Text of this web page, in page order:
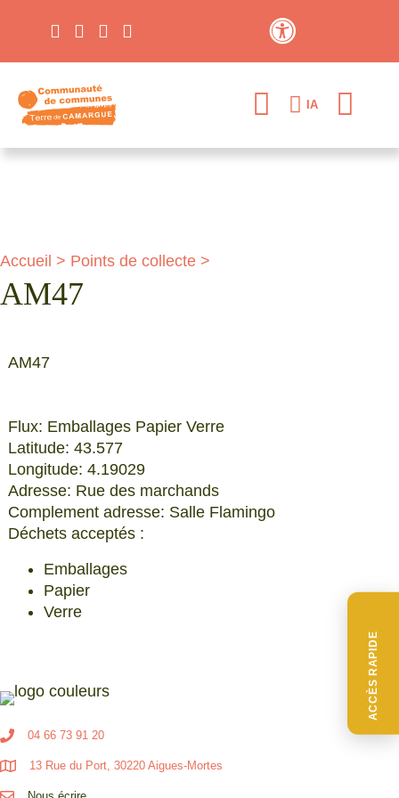
ACCÈS RAPIDE
IA
Accueil > Points de collecte >
AM47
AM47
Flux: Emballages Papier Verre
Latitude: 43.577
Longitude: 4.19029
Adresse: Rue des marchands
Complement adresse: Salle Flamingo
Déchets acceptés :
Emballages
Papier
Verre
04 66 73 91 20
13 Rue du Port, 30220 Aigues-Mortes